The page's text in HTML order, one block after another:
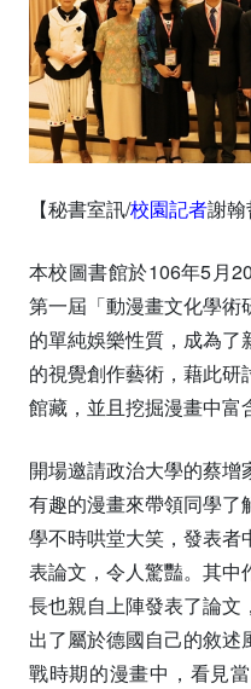
【秘書室訊/校園記者謝翰
本校圖書館於106年5月
第一屆「動漫畫文化學術
的單純娛樂性質，成為
的視覺創作藝術，藉此
館藏，並且挖掘漫畫中富
開場邀請政治大學的蔡
有趣的漫畫來帶領同學了
學不時哄堂大笑，發表者
表論文，令人驚豔。其中
長也親自上陣發表了論文
出了屬於德國自己的敘
戰時期的漫畫中，看見